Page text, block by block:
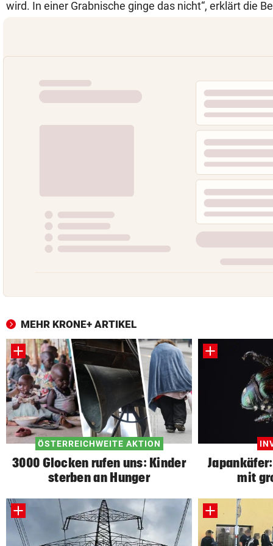
wird. In einer Grabnische ginge das nicht“, erklärt die
MEHR KRONE+ ARTIKEL
ÖSTERREICHWEITE AKTION
3000 Glocken rufen uns: Kinder
sterben an Hunger
mit